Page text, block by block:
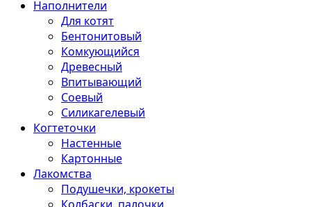
Наполнители
Для котят
Бентонитовый
Комкующийся
Древесный
Впитывающий
Соевый
Силикагелевый
Когтеточки
Настенные
Картонные
Лакомства
Подушечки, крокеты